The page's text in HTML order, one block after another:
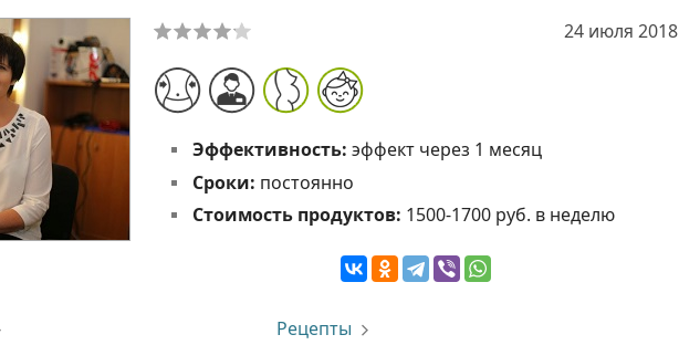
24 июля 2018
Эффективность: эффект через 1 месяц
Сроки: постоянно
Стоимость продуктов: 1500-1700 руб. в неделю
Рецепты